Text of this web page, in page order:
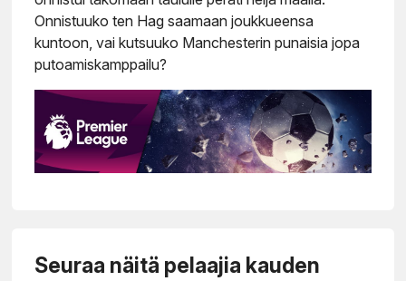
Onnistuuko ten Hag saamaan joukkueensa
kuntoon, vai kutsuuko Manchesterin punaisia jopa
putoamiskamppailu?
Seuraa näitä pelaajia kauden